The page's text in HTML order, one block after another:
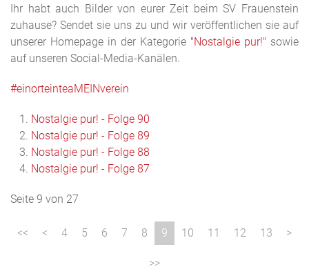
Ihr habt auch Bilder von eurer Zeit beim SV Frauenstein
zuhause? Sendet sie uns zu und wir veröffentlichen sie auf
unserer Homepage in der Kategorie "Nostalgie pur!" sowie
auf unseren Social-Media-Kanälen.
#einorteinteaMEINverein
Nostalgie pur! - Folge 90
Nostalgie pur! - Folge 89
Nostalgie pur! - Folge 88
Nostalgie pur! - Folge 87
Seite 9 von 27
4 5 6 7 8 9 10 11 12 13